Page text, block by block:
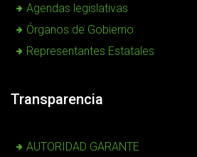
Agendas legislativas
Órganos de Gobierno
Representantes Estatales
Transparencia
AUTORIDAD GARANTE